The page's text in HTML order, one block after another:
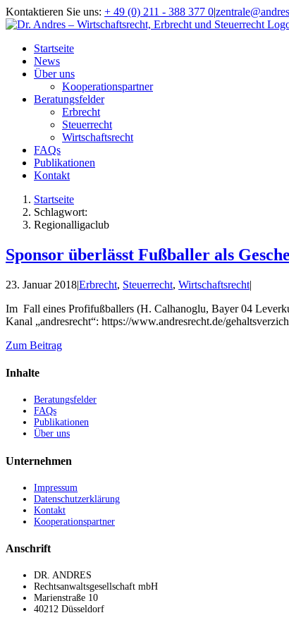
Zum
Inhalt
Kontaktieren Sie uns: + 49 (0) 211 - 388 377 0|
Startseite
News
Über uns
Kooperationspartner
Beratungsfelder
Erbrecht
Steuerrecht
Wirtschaftsrecht
FAQs
Publikationen
Kontakt
Startseite
Schlagwort:
Regionalligaclub
Sponsor überlässt Fußballer als
23. Januar 2018|Erbrecht, Steuerrecht, Wirtschaftsrecht|
Im Fall eines Profifußballers (H. Calhanoglu, Bayer 04
Kanal „andresrecht“: https://www.andresrecht.de/
Zum Beitrag
Inhalte
Beratungsfelder
FAQs
Publikationen
Über uns
Unternehmen
Impressum
Datenschutzerklärung
Kontakt
Kooperationspartner
Anschrift
DR. ANDRES
Rechtsanwaltsgesellschaft mbH
Marienstraße 10
40212 Düsseldorf